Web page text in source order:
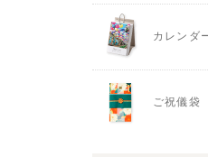
カレンダ
ご祝儀袋